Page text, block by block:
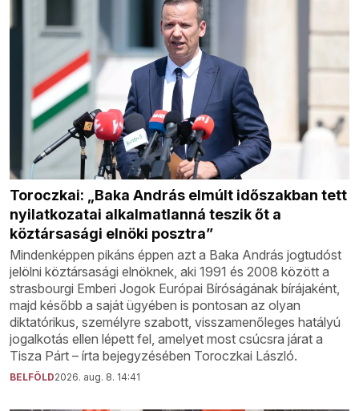
Toroczkai: „Baka András elmúlt időszakban tett
nyilatkozatai alkalmatlanná teszik őt a
köztársasági elnöki posztra”
Mindenképpen pikáns éppen azt a Baka András jogtudóst
jelölni köztársasági elnöknek, aki 1991 és 2008 között a
strasbourgi Emberi Jogok Európai Bíróságának bírájaként,
majd később a saját ügyében is pontosan az olyan
diktatórikus, személyre szabott, visszamenőleges hatályú
jogalkotás ellen lépett fel, amelyet most csúcsra járat a
Tisza Párt – írta bejegyzésében Toroczkai László.
BELFÖLD2026. aug. 8. 14:41